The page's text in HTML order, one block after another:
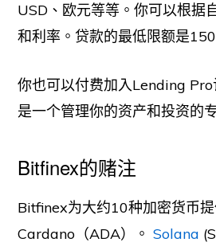
USD、欧元等等。你可以根据
和利率。贷款的最低限额是150
你也可以付费加入Lending
是一个管理你的资产和投资的
Bitfinex的赌注
Bitfinex为大约10种加密货币
Cardano（ADA）。Solana